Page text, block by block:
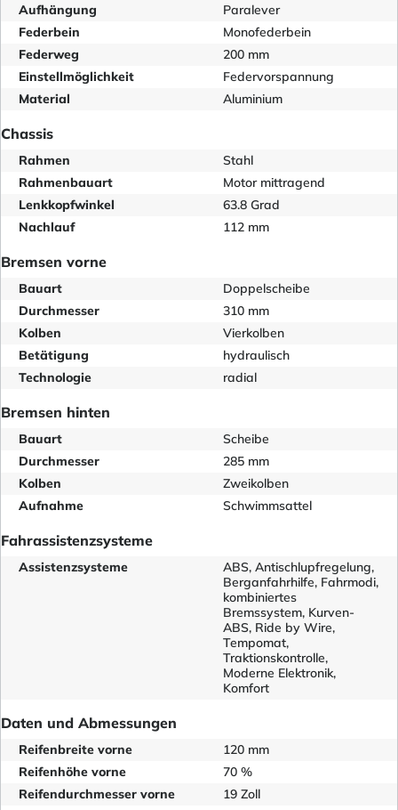
Aufhängung
Paralever
Federbein
Monofederbein
Federweg
200 mm
Einstellmöglichkeit
Federvorspannung
Material
Aluminium
Chassis
Rahmen
Stahl
Rahmenbauart
Motor mittragend
Lenkkopfwinkel
63.8 Grad
Nachlauf
112 mm
Bremsen vorne
Bauart
Doppelscheibe
Durchmesser
310 mm
Kolben
Vierkolben
Betätigung
hydraulisch
Technologie
radial
Bremsen hinten
Bauart
Scheibe
Durchmesser
285 mm
Kolben
Zweikolben
Aufnahme
Schwimmsattel
Fahrassistenzsysteme
Assistenzsysteme
ABS, Antischlupfregelung,
Berganfahrhilfe, Fahrmodi,
kombiniertes
Bremssystem, Kurven-
ABS, Ride by Wire,
Tempomat,
Traktionskontrolle,
Moderne Elektronik,
Komfort
Daten und Abmessungen
Reifenbreite vorne
120 mm
Reifenhöhe vorne
70 %
Reifendurchmesser vorne
19 Zoll